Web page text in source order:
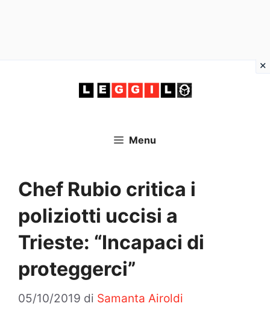
Menu
Chef Rubio critica i
poliziotti uccisi a
Trieste: “Incapaci di
proteggerci”
05/10/2019 di Samanta Airoldi